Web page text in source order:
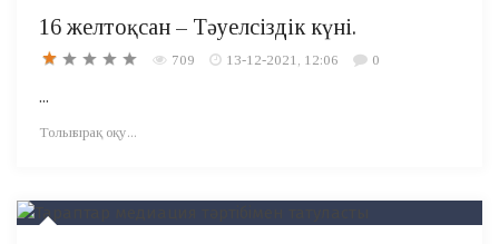
16 желтоқсан – Тәуелсіздік күні.
709 13-12-2021, 12:06 0
...
Толығырақ оқу...